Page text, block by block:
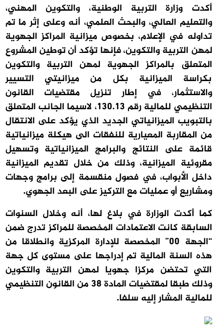
أكدت وزارة التربية الوطنية، والتكوين المهني،
والتعليم العالي، والبحث العلمي، أنه وعلى إثر ما تم
تداوله في الإعلام، بخصوص ميزانية المراكز الجهوية
لمهن التربية والتكوين،فإنها تؤكد أن توطين المشروع
المتعلق بالمراكز الجهوية لمهن التربية والتكوين
بكراسة الميزانية بكل من ميزانيتي التسيير
والاستثمار، في إطار تنزيل مقتضيات القانون
التنظيمي للمالية رقم 130.13، لاسيما الجانب المتعلق
بالتبويب الميزانياتي الجديد الذي يؤكد على الانتقال
من المقاربة المعيارية للنفقات الى هيكلة ميزانياتية
قائمة على النتائج والبرامج الميزانياتية وتسهيل
مقروئية الميزانية، وذلك من خلال تقديم الميزانية
داخل الأبواب، في فصول منقسمة إلى برامج وجهات
ومشاريع أو عمليات مع التركيز على البعد الجهوي.
كما أكدت الوزارة في بلاغ لها، أنه وخلال السنوات
السابقة كانت الاعتمادات المخصصة للمراكز تدرج ضمن
“الجهة 00” المخصصة للإدارة المركزية وانطلاقا من
هذه السنة المالية تمإدراجها على مستوى كل جهة
التي تحتضن مركزا جهويا لمهن التربية والتكوين
وذلك طبقا لمقتضيات المادة 38 من القانون التنظيمي
للمالية المشار إليه سلفا.